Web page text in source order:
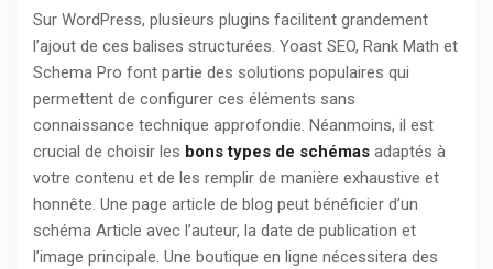
Sur WordPress, plusieurs plugins facilitent grandement
l’ajout de ces balises structurées. Yoast SEO, Rank Math et
Schema Pro font partie des solutions populaires qui
permettent de configurer ces éléments sans
connaissance technique approfondie. Néanmoins, il est
crucial de choisir les bons types de schémas adaptés à
votre contenu et de les remplir de manière exhaustive et
honnête. Une page article de blog peut bénéficier d’un
schéma Article avec l’auteur, la date de publication et
l’image principale. Une boutique en ligne nécessitera des